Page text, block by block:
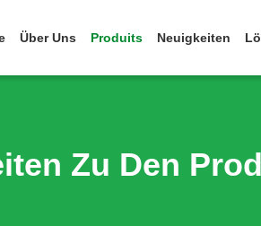
Über Uns Produits Neuigkeiten
Zu Den